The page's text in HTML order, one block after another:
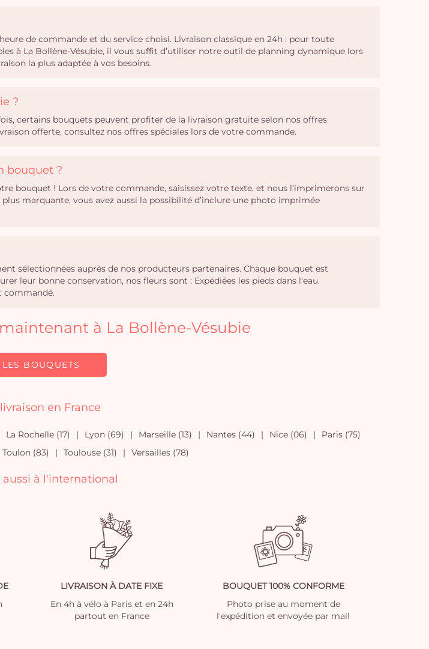
de commande et du service choisi. Livraison classique en 24h : pour toute
à La Bollène-Vésubie, il vous suffit d’utiliser notre outil de planning dynamique lors
la plus adaptée à vos besoins.
?
certains bouquets peuvent profiter de la livraison gratuite selon nos offres
offerte, consultez nos offres spéciales lors de votre commande.
bouquet ?
bouquet ! Lors de votre commande, saisissez votre texte, et nous l’imprimerons sur
marquante, vous avez aussi la possibilité d’inclure une photo imprimée
sélectionnées auprès de nos producteurs partenaires. Chaque bouquet est
leur bonne conservation, nos fleurs sont : Expédiées les pieds dans l'eau.
commandé.
à La Bollène-Vésubie
BOUQUETS
en France
La Rochelle (17) Lyon (69) Marseille (13) Nantes (44) Nice (06)
Paris (75)
Toulon (83) Toulouse (31) Versailles (78)
aussi à l'international
LIVRAISON À DATE FIXE
En 4h à vélo à Paris et en 24h
partout en France
BOUQUET 100% CONFORME
Photo prise au moment de
l'expédition et envoyée par mail